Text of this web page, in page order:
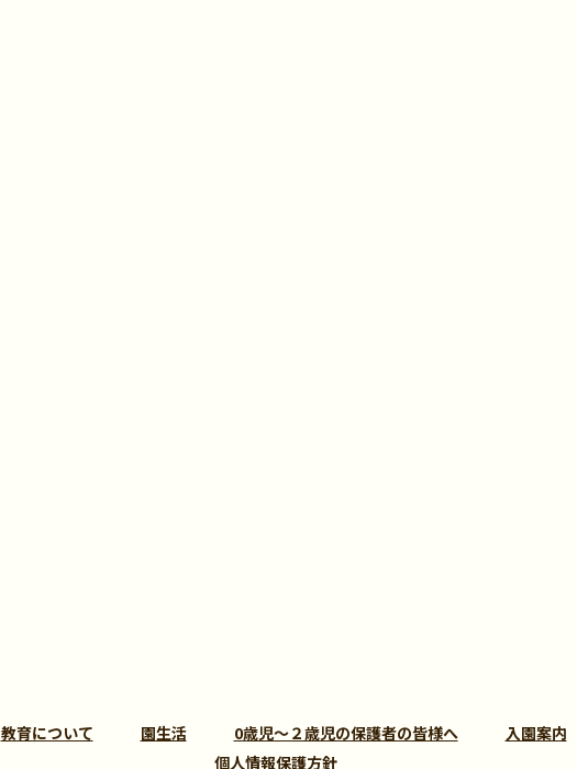
教育について 園生活 0歳児～２歳児の保護者の皆様へ 入園案内
個人情報保護方針